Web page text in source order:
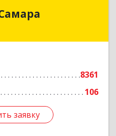
8361
106
заявку
Бит, Самара
Подробнее
заявку